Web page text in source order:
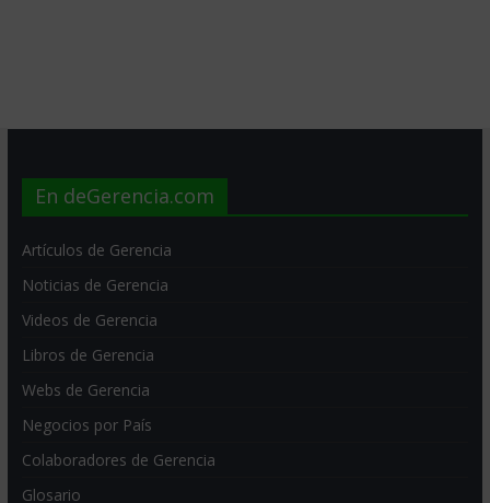
En deGerencia.com
Artículos de Gerencia
Noticias de Gerencia
Videos de Gerencia
Libros de Gerencia
Webs de Gerencia
Negocios por País
Colaboradores de Gerencia
Glosario